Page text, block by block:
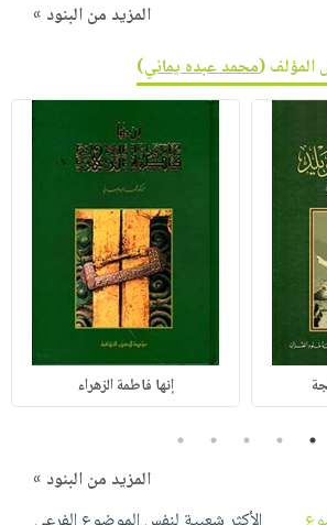
المزيد من البنود »
المؤلف (محمد عبده يماني)
إنها فاطمة الزهراء
1
2
3
4
5
المزيد من البنود »